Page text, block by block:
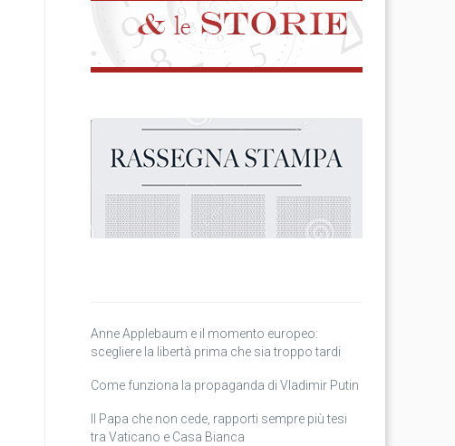
Anne Applebaum e il momento europeo:
scegliere la libertà prima che sia troppo tardi
Come funziona la propaganda di Vladimir Putin
Il Papa che non cede, rapporti sempre più tesi
tra Vaticano e Casa Bianca